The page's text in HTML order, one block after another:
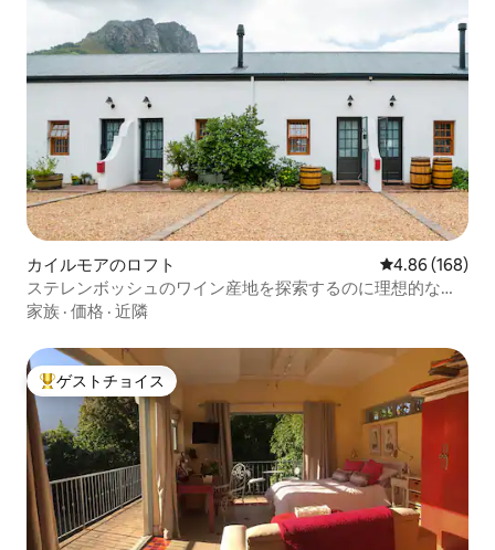
カイルモアのロフト レビュー168
4.86 (168)
ステレンボッシュのワイン産地を探索するのに理想的な歴
史あるロフト
家族 · 価格 · 近隣
大好評のゲストチョイスです。
ゲストチョイス